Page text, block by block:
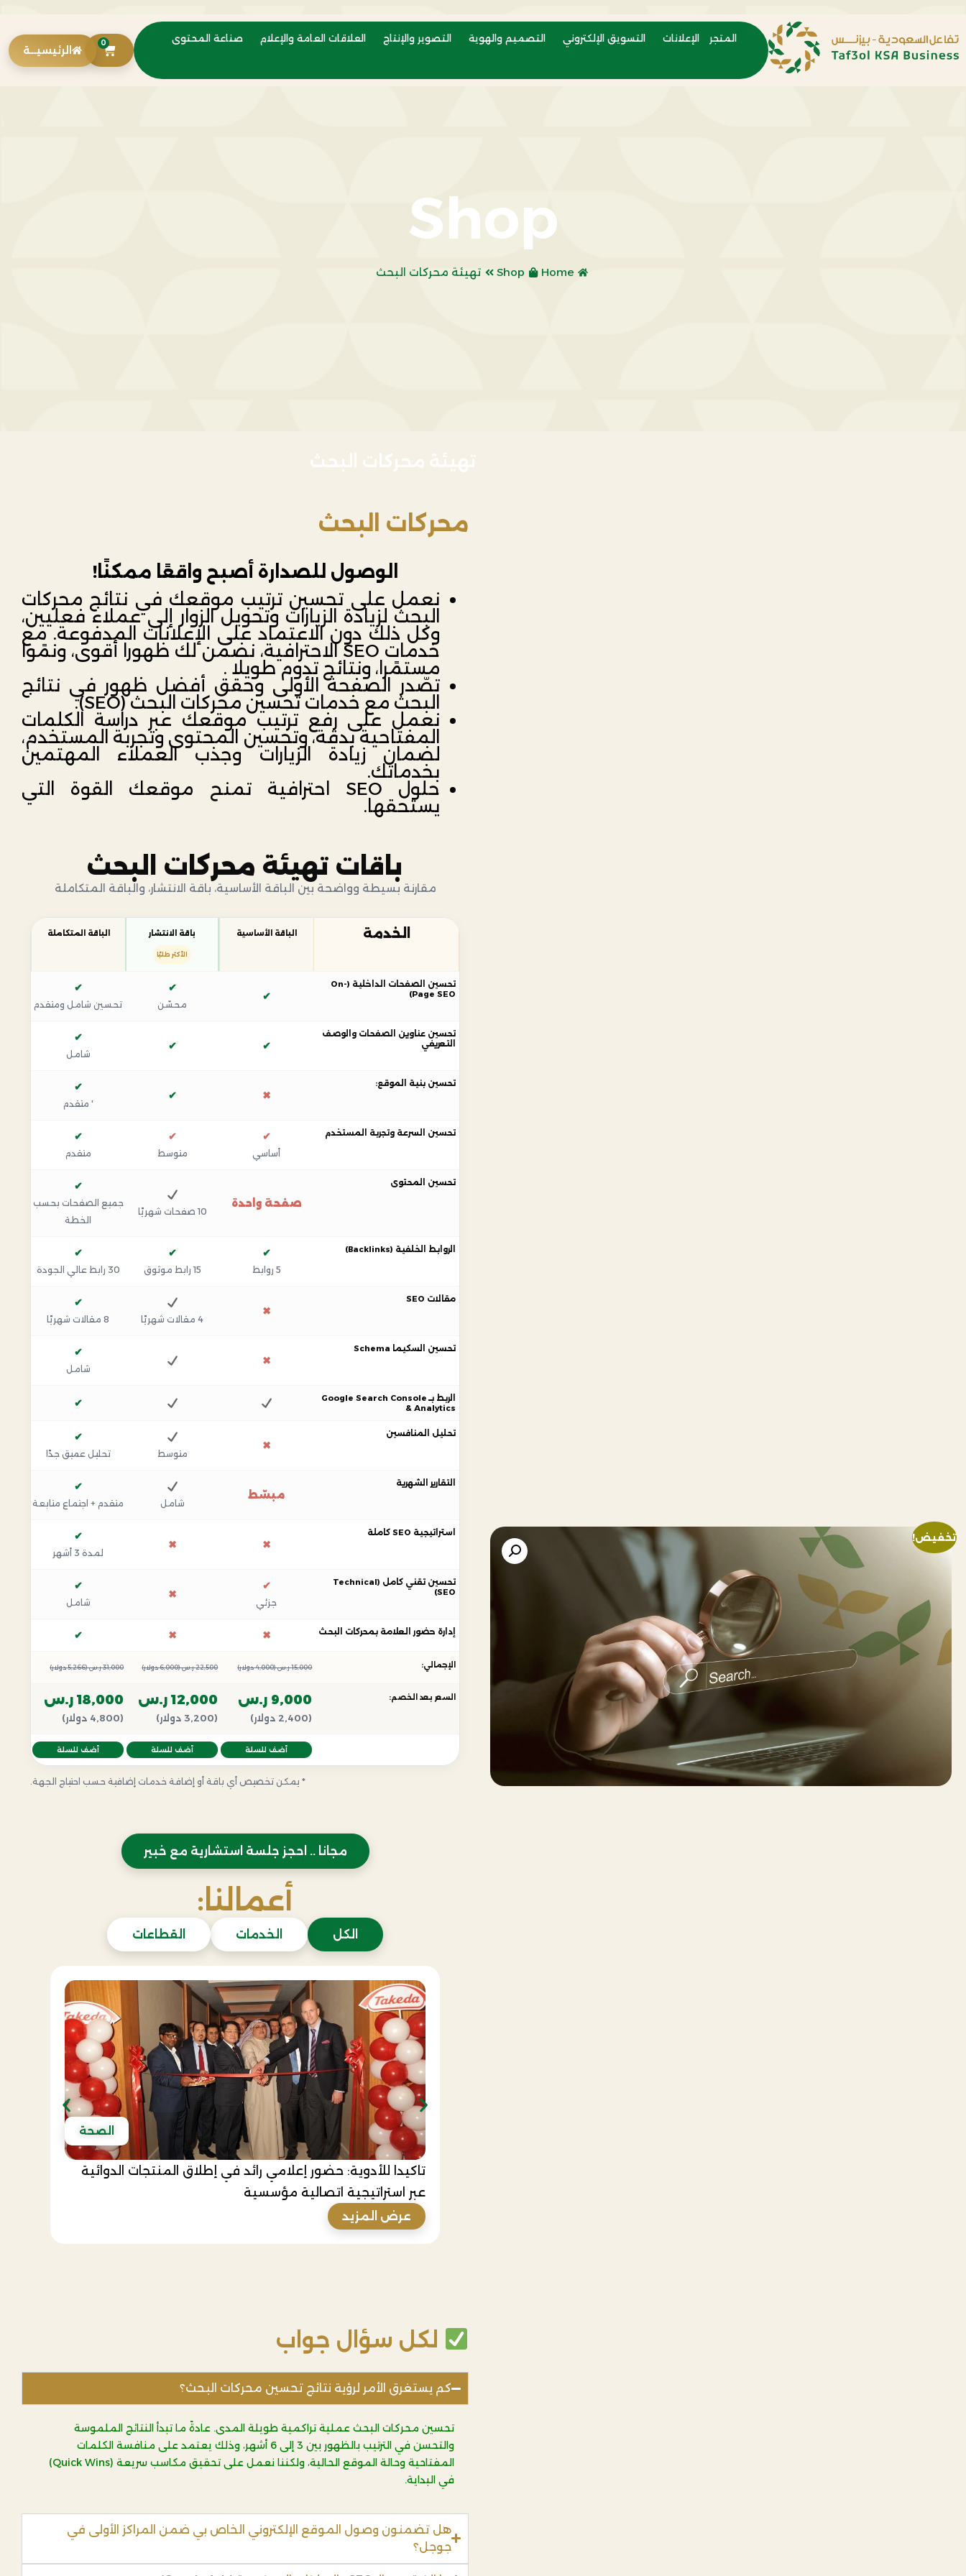
المتجر الإعلانات التسويق الإلكتروني التصميم والهوية التصوير والإنتاج العلاقات العامة والإعلام صناعة المحتوى 0
الرئيسيــة
Shop
Home
Shop تهيئة محركات البحث
تخفيض!
تهيئة محركات البحث
محركات البحث
الوصول للصدارة أصبح واقعًا ممكنًا!
نعمل على تحسين ترتيب موقعك في نتائج محركات
البحث لزيادة الزيارات وتحويل الزوار إلى عملاء فعليين،
وكل ذلك دون الاعتماد على الإعلانات المدفوعة. مع
خدمات SEO الاحترافية، نضمن لك ظهورا أقوى، ونمًوا
مستمًرا، ونتائج تدوم طويلا .
تصّدر الصفحة الأولى وحقق أفضل ظهور في نتائج
البحث مع خدمات تحسين محركات البحث (SEO).
نعمل على رفع ترتيب موقعك عبر دراسة الكلمات
المفتاحية بدقة، وتحسين المحتوى وتجربة المستخدم،
لضمان زيادة الزيارات وجذب العملاء المهتمين
بخدماتك.
حلول SEO احترافية تمنح موقعك القوة التي
يستحقها.
باقات تهيئة محركات البحث
مقارنة بسيطة وواضحة بين الباقة الأساسية، باقة الانتشار، والباقة المتكاملة
الخدمة الباقة الأساسية باقة الانتشار
الأكثر طلبًا
الباقة المتكاملة
تحسين الصفحات الداخلية (On-
Page SEO)
✔
✔
محسّن
✔
تحسين شامل ومتقدم
تحسين عناوين الصفحات والوصف
التعريفي
✔
✔
✔
شامل
تحسين بنية الموقع:
✖
✔
✔
' متقدم
تحسين السرعة وتجربة المستخدم ✔
أساسي
✔
متوسط
✔
متقدم
تحسين المحتوى
صفحة واحدة
10 صفحات شهريًا
✔
جميع الصفحات بحسب
الخطة
الروابط الخلفية (Backlinks) ✔
5 روابط
✔
15 رابط موثوق
✔
30 رابط عالي الجودة
مقالات SEO
✖
4 مقالات شهريًا
✔
8 مقالات شهريًا
تحسين السكيما Schema
✖
✔
شامل
الربط بـ Google Search Console
& Analytics
✔
تحليل المنافسين
✖
متوسط
✔
تحليل عميق جدًا
التقارير الشهرية
مبسّط
شامل
✔
متقدم + اجتماع متابعة
استراتيجية SEO كاملة
✖
✖
✔
لمدة 3 أشهر
تحسين تقني كامل (Technical
SEO)
✔
جزئي
✖
✔
شامل
إدارة حضور العلامة بمحركات البحث ✖
✖
✔
الإجمالي: 15,000 ر.س (4,000 دولار) 22,500 ر.س (6,000 دولار) 31,000 ر.س (5,266 دولار)
السعر بعد الخصم: 9,000 ر.س
(2,400 دولار)
12,000 ر.س
(3,200 دولار)
18,000 ر.س
(4,800 دولار)
أضف للسلة أضف للسلة أضف للسلة
* يمكن تخصيص أي باقة أو إضافة خدمات إضافية حسب احتياج الجهة.
مجانا .. احجز جلسة استشارية مع خبير
أعمالنا:
الكل الخدمات القطاعات
الصحة
تاكيدا للأدوية: حضور إعلامي رائد في إطلاق المنتجات الدوائية
عبر استراتيجية اتصالية مؤسسية
عرض المزيد
لكل سؤال جواب
كم يستغرق الأمر لرؤية نتائج تحسين محركات البحث؟
تحسين محركات البحث عملية تراكمية طويلة المدى. عادةً ما تبدأ النتائج الملموسة
والتحسن في الترتيب بالظهور بين 3 إلى 6 أشهر، وذلك يعتمد على منافسة الكلمات
المفتاحية وحالة الموقع الحالية، ولكننا نعمل على تحقيق مكاسب سريعة (Quick Wins)
في البداية.
هل تضمنون وصول الموقع الإلكتروني الخاص بي ضمن المراكز الأولى في
جوجل؟